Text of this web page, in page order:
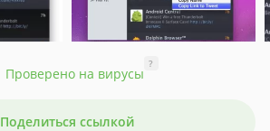
Проверено на вирусы
?
Поделиться ссылкой